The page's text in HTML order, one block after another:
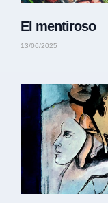
El mentiroso
13/06/2025